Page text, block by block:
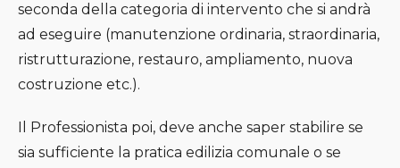
seconda della categoria di intervento che si andrà
ad eseguire (manutenzione ordinaria, straordinaria,
ristrutturazione, restauro, ampliamento, nuova
costruzione etc.).
Il Professionista poi, deve anche saper stabilire se
sia sufficiente la pratica edilizia comunale o se